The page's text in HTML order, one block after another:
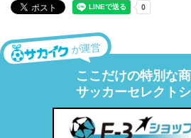
が運営
ここだけの特別な
サッカーセレクトシ